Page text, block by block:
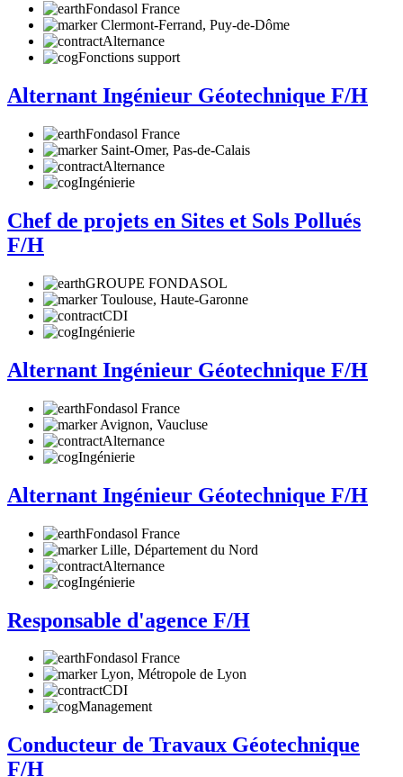
Fondasol France
Clermont-Ferrand, Puy-de-Dôme
Alternance
Fonctions support
Alternant Ingénieur Géotechnique F/H
Fondasol France
Saint-Omer, Pas-de-Calais
Alternance
Ingénierie
Chef de projets en Sites et Sols Pollués
F/H
GROUPE FONDASOL
Toulouse, Haute-Garonne
CDI
Ingénierie
Alternant Ingénieur Géotechnique F/H
Fondasol France
Avignon, Vaucluse
Alternance
Ingénierie
Alternant Ingénieur Géotechnique F/H
Fondasol France
Lille, Département du Nord
Alternance
Ingénierie
Responsable d'agence F/H
Fondasol France
Lyon, Métropole de Lyon
CDI
Management
Conducteur de Travaux Géotechnique
F/H